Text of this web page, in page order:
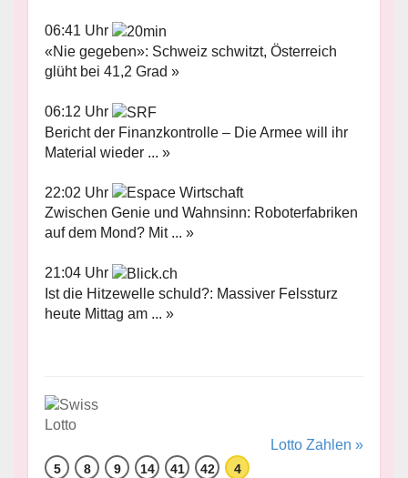
06:41 Uhr
«Nie gegeben»: Schweiz schwitzt, Österreich
glüht bei 41,2 Grad »
06:12 Uhr
Bericht der Finanzkontrolle – Die Armee will ihr
Material wieder ... »
22:02 Uhr
Zwischen Genie und Wahnsinn: Roboterfabriken
auf dem Mond? Mit ... »
21:04 Uhr
Ist die Hitzewelle schuld?: Massiver Felssturz
heute Mittag am ... »
Lotto Zahlen »
5 8 9 14 41 42 4